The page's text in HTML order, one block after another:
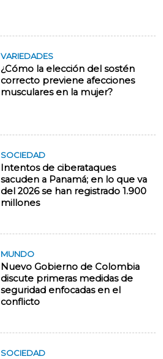
VARIEDADES
¿Cómo la elección del sostén
correcto previene afecciones
musculares en la mujer?
SOCIEDAD
Intentos de ciberataques
sacuden a Panamá; en lo que va
del 2026 se han registrado 1.900
millones
MUNDO
Nuevo Gobierno de Colombia
discute primeras medidas de
seguridad enfocadas en el
conflicto
SOCIEDAD